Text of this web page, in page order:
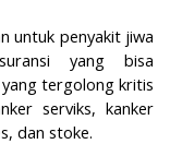
untuk penyakit jiwa
yang bisa
tergolong kritis
serviks, kanker
dan stoke.